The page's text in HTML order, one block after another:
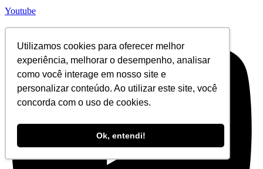
Utilizamos cookies para oferecer melhor
experiência, melhorar o desempenho, analisar
como você interage em nosso site e
personalizar conteúdo. Ao utilizar este site, você
concorda com o uso de cookies.
Ok, entendi!
Youtube